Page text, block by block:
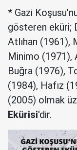
* Gazi
gösteren eküri;
Atlıhan (1961),
Minimo (1971),
Buğra (1976),
(1984), Hafız
(2005) olmak
Ekürisi'dir.